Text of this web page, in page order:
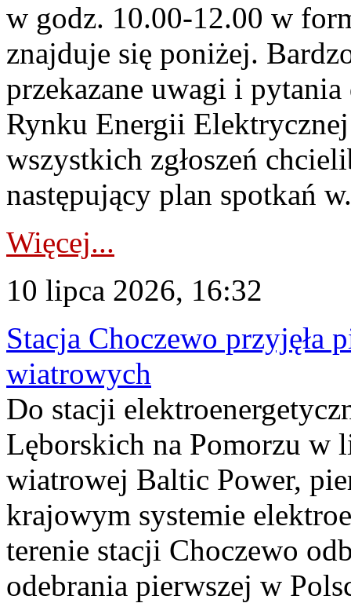
w godz. 10.00-12.00 w
znajduje się poniżej.
przekazane uwagi i
Rynku Energii
wszystkich zgłoszeń
następujący plan spotkań
Więcej...
10 lipca 2026, 16:32
Stacja Choczewo przyjęła
wiatrowych
Do stacji
Lęborskich na Pomorzu w
wiatrowej Baltic Power,
krajowym systemie
terenie stacji Choczewo
odebrania pierwszej w